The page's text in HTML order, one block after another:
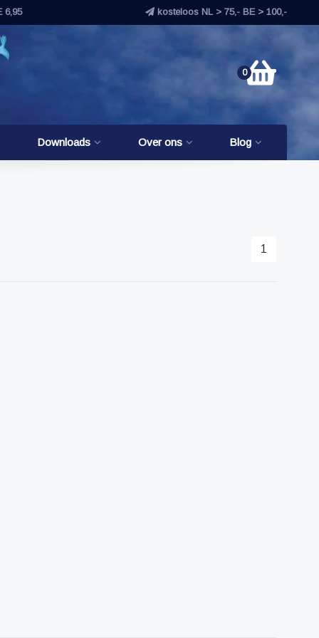
6,95 kosteloos NL > 75,- BE > 100,-
0
Downloads Over ons Blog
1